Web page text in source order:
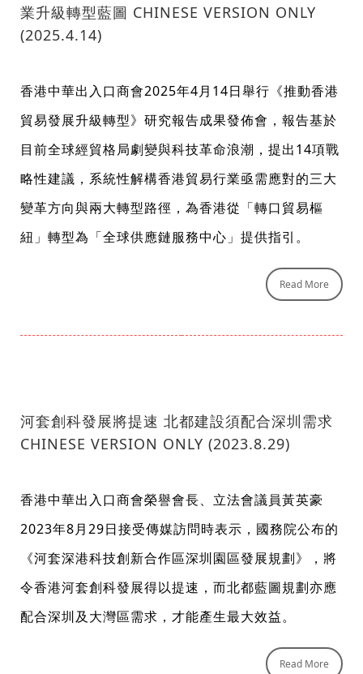
業升級轉型藍圖 CHINESE VERSION ONLY
(2025.4.14)
香港中華出入口商會2025年4月14日舉行《推動香港
貿易發展升級轉型》研究報告成果發佈會，報告基於
目前全球經貿格局劇變與科技革命浪潮，提出14項戰
略性建議，系統性解構香港貿易行業亟需應對的三大
變革方向與兩大轉型路徑，為香港從「轉口貿易樞
紐」轉型為「全球供應鏈服務中心」提供指引。
Read More
河套創科發展將提速 北都建設須配合深圳需求
CHINESE VERSION ONLY (2023.8.29)
香港中華出入口商會榮譽會長、立法會議員黃英豪
2023年8月29日接受傳媒訪問時表示，國務院公布的
《河套深港科技創新合作區深圳園區發展規劃》，將
令香港河套創科發展得以提速，而北都藍圖規劃亦應
配合深圳及大灣區需求，才能產生最大效益。
Read More